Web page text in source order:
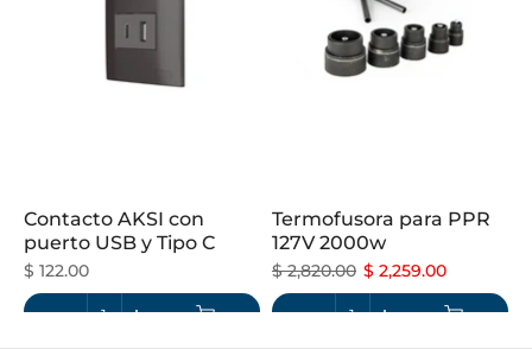
Contacto AKSI con
puerto USB y Tipo C
$ 122.00
Termofusora para PPR
127V 2000w
$ 2,820.00 $ 2,259.00